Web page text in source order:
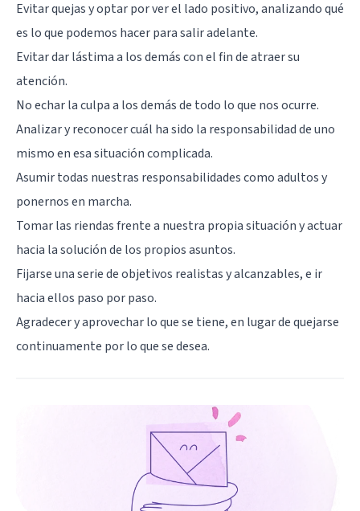
Evitar quejas y optar por ver el lado positivo, analizando qué
es lo que podemos hacer para salir adelante.
Evitar dar lástima a los demás con el fin de atraer su
atención.
No echar la culpa a los demás de todo lo que nos ocurre.
Analizar y reconocer cuál ha sido la responsabilidad de uno
mismo en esa situación complicada.
Asumir todas nuestras responsabilidades como adultos y
ponernos en marcha.
Tomar las riendas frente a nuestra propia situación y actuar
hacia la solución de los propios asuntos.
Fijarse una serie de objetivos realistas y alcanzables, e ir
hacia ellos paso por paso.
Agradecer y aprovechar lo que se tiene, en lugar de quejarse
continuamente por lo que se desea.